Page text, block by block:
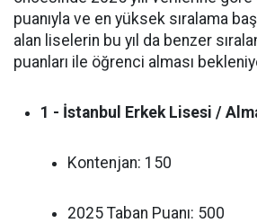
puanıyla ve en yüksek sıralama
alan liselerin bu yıl da benzer
puanları ile öğrenci alması
1 - İstanbul Erkek Lisesi /
Kontenjan: 150
2025 Taban Puanı: 500